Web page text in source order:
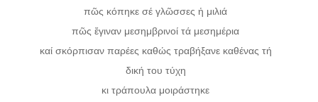
πῶς κόπηκε σέ γλῶσσες ἡ μιλιά
πῶς ἔγιναν μεσημβρινοί τά μεσημέρια
καί σκόρπισαν παρέες καθώς τραβήξανε καθένας τή
δική του τύχη
κι τράπουλα μοιράστηκε